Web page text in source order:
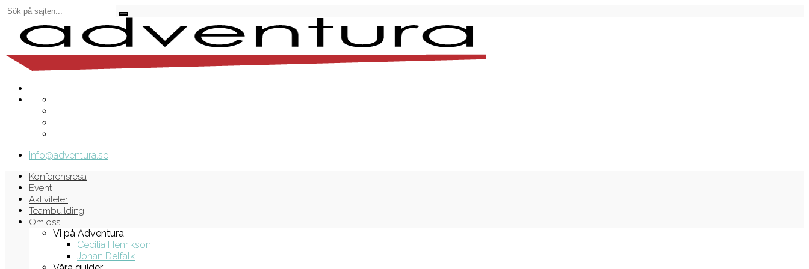
info@adventura.se
Konferensresa
Event
Aktiviteter
Teambuilding
Om oss
Vi på Adventura
Cecilia Henrikson
Johan Delfalk